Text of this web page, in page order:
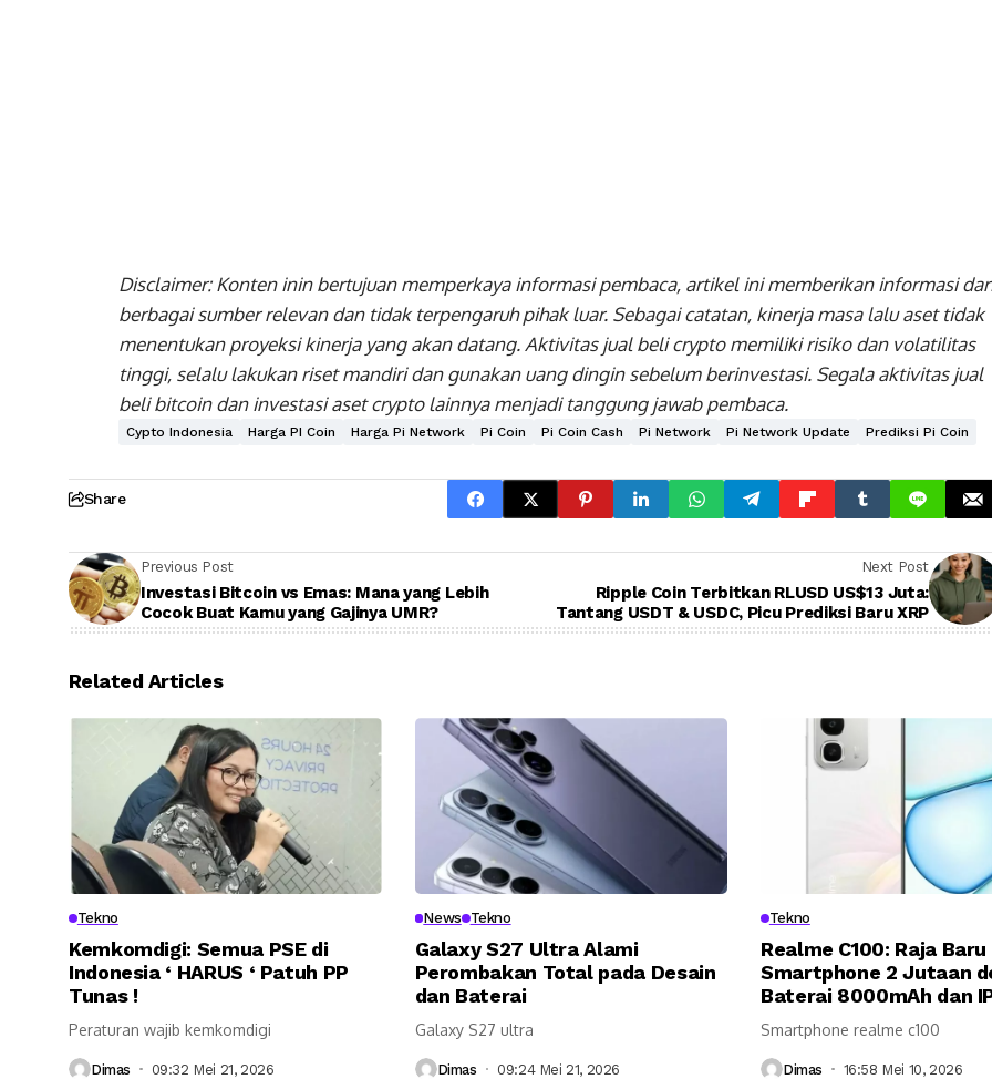
Disclaimer: Konten inin bertujuan memperkaya informasi pembaca, artikel ini memberikan informasi
berbagai sumber relevan dan tidak terpengaruh pihak luar. Sebagai catatan, kinerja masa lalu aset tidak
menentukan proyeksi kinerja yang akan datang. Aktivitas jual beli crypto memiliki risiko dan volatilitas
tinggi, selalu lakukan riset mandiri dan gunakan uang dingin sebelum berinvestasi. Segala aktivitas jual
beli bitcoin dan investasi aset crypto lainnya menjadi tanggung jawab pembaca.
Cypto Indonesia Harga PI Coin Harga Pi Network Pi Coin Pi Coin Cash Pi Network Pi Network Update Prediksi Pi Coin
Share
Previous Post
Investasi Bitcoin vs Emas: Mana yang Lebih
Cocok Buat Kamu yang Gajinya UMR?
Next Post
Ripple Coin Terbitkan RLUSD US$13 Juta:
Tantang USDT & USDC, Picu Prediksi Baru XRP
Related Articles
Tekno
Kemkomdigi: Semua PSE di
Indonesia ‘ HARUS ‘ Patuh PP
Tunas !
Peraturan wajib kemkomdigi
Dimas 09:32 Mei 21, 2026
News Tekno
Galaxy S27 Ultra Alami
Perombakan Total pada Desain
dan Baterai
Galaxy S27 ultra
Dimas 09:24 Mei 21, 2026
Tekno
Realme C100: Raja Baru
Smartphone 2 Jutaan
Baterai 8000mAh dan
Smartphone realme c100
Dimas 16:58 Mei 10, 2026